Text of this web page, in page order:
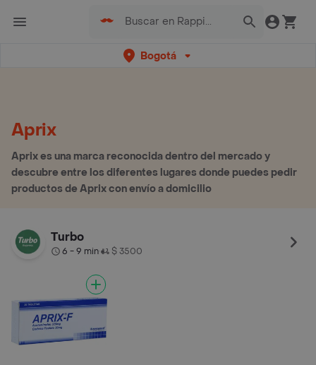
Bogotá
Aprix
Aprix es una marca reconocida dentro del mercado y
descubre entre los diferentes lugares donde puedes pedir
productos de Aprix con envío a domicilio
Turbo
6 - 9 min• $ 3500